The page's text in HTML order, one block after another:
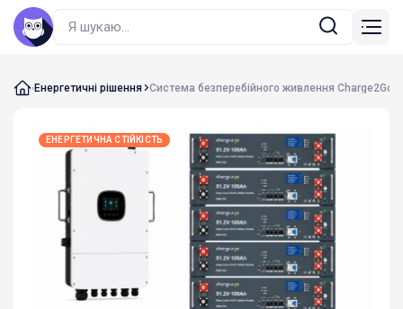
Енергетичні рішення Система безперебійного живлення Charge2Go
ЕНЕРГЕТИЧНА СТІЙКІСТЬ